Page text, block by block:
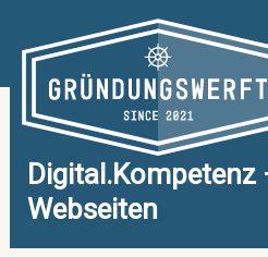
Inhalt
springen
Digital.Kompetenz
Webseiten